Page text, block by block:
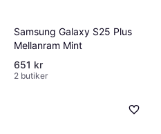
Samsung Galaxy S25 Plus
Mellanram Mint
651 kr
2 butiker